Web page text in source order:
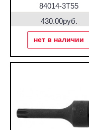
84014-3T55
430.00руб.
нет в наличии